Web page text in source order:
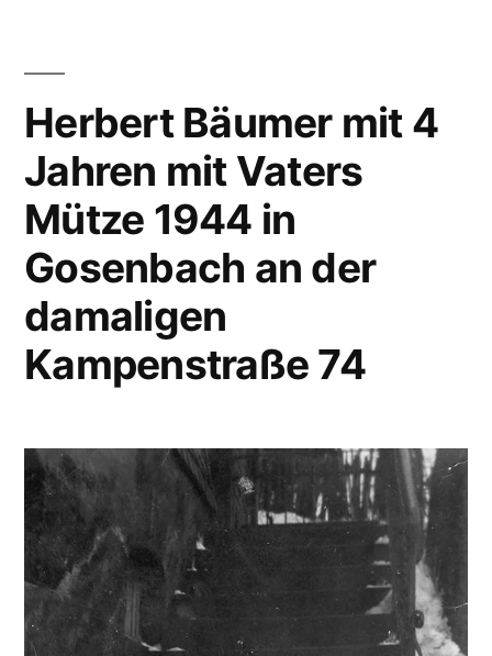
Herbert Bäumer mit 4
Jahren mit Vaters
Mütze 1944 in
Gosenbach an der
damaligen
Kampenstraße 74